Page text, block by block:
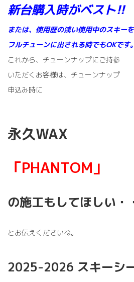
新台購入時がベスト!!
または、使用歴の浅い使用中のスキーを
フルチューンに出される時でもOKです。
これから、チューンナップにご持参
いただくお客様は、チューンナップ
申込み時に
永久WAX
「PHANTOM」
の施工もしてほしい・
とお伝えくださいね。
2025-2026 スキーシ